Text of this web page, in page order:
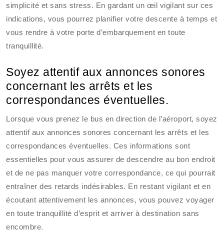
simplicité et sans stress. En gardant un œil vigilant sur ces
indications, vous pourrez planifier votre descente à temps et
vous rendre à votre porte d’embarquement en toute
tranquillité.
Soyez attentif aux annonces sonores
concernant les arrêts et les
correspondances éventuelles.
Lorsque vous prenez le bus en direction de l’aéroport, soyez
attentif aux annonces sonores concernant les arrêts et les
correspondances éventuelles. Ces informations sont
essentielles pour vous assurer de descendre au bon endroit
et de ne pas manquer votre correspondance, ce qui pourrait
entraîner des retards indésirables. En restant vigilant et en
écoutant attentivement les annonces, vous pouvez voyager
en toute tranquillité d’esprit et arriver à destination sans
encombre.